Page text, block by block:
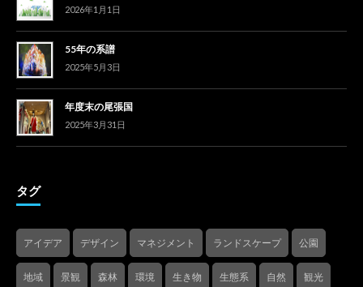
2026年1月1日
55年の系譜
2025年5月3日
年度末の尾張国
2025年3月31日
タグ
アイデア デザイン マネジメント ランドスケープ 公園
地域 景観 森林 環境 生き物 生態系 自然 観光